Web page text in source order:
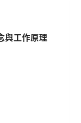
與工作原理